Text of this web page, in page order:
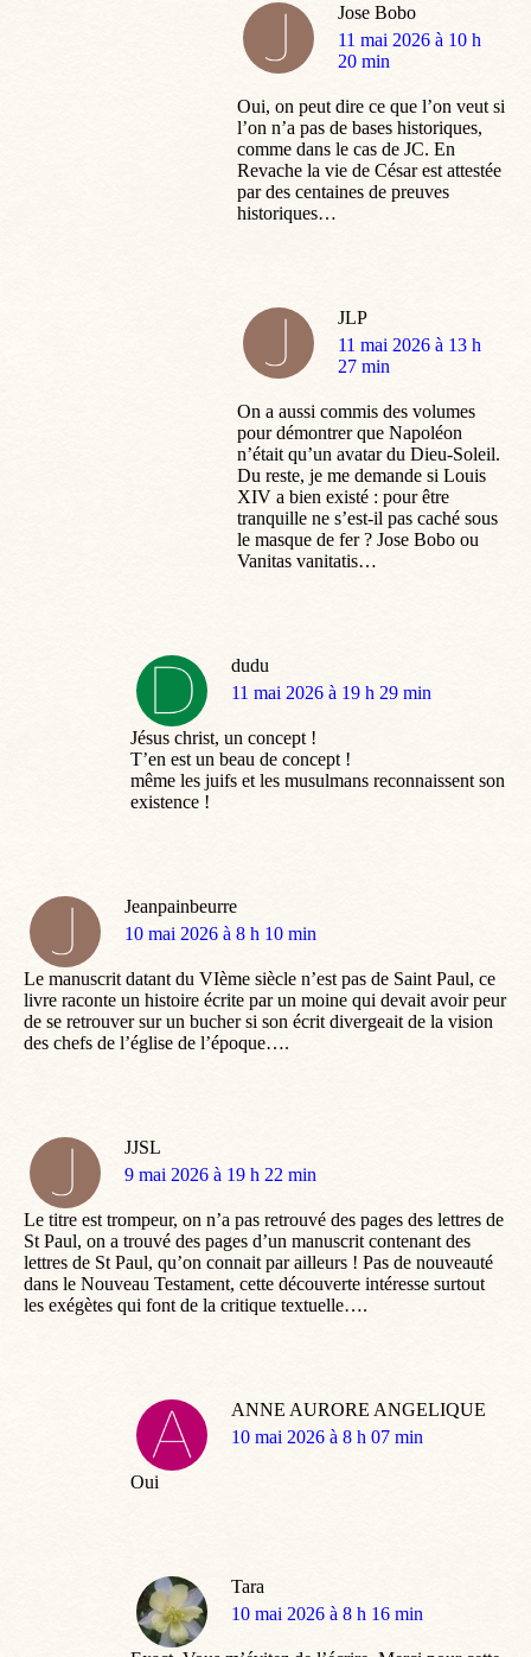
Jose Bobo
dit
:
11 mai 2026 à 10 h
20 min
Oui, on peut dire ce que l’on veut si
l’on n’a pas de bases historiques,
comme dans le cas de JC. En
Revache la vie de César est attestée
par des centaines de preuves
historiques…
JLP
dit
:
11 mai 2026 à 13 h
27 min
On a aussi commis des volumes
pour démontrer que Napoléon
n’était qu’un avatar du Dieu-Soleil.
Du reste, je me demande si Louis
XIV a bien existé : pour être
tranquille ne s’est-il pas caché sous
le masque de fer ? Jose Bobo ou
Vanitas vanitatis…
dudu
dit
11 mai 2026 à 19 h 29 min
Jésus christ, un concept !
T’en est un beau de concept !
même les juifs et les musulmans reconnaissent son
existence !
Jeanpainbeurre
dit
10 mai 2026 à 8 h 10 min
Le manuscrit datant du VIème siècle n’est pas de Saint Paul, ce
livre raconte un histoire écrite par un moine qui devait avoir peur
de se retrouver sur un bucher si son écrit divergeait de la vision
des chefs de l’église de l’époque….
JJSL
dit
9 mai 2026 à 19 h 22 min
Le titre est trompeur, on n’a pas retrouvé des pages des lettres de
St Paul, on a trouvé des pages d’un manuscrit contenant des
lettres de St Paul, qu’on connait par ailleurs ! Pas de nouveauté
dans le Nouveau Testament, cette découverte intéresse surtout
les exégètes qui font de la critique textuelle….
ANNE AURORE ANGELIQUE
dit
10 mai 2026 à 8 h 07 min
Oui
Tara
dit
10 mai 2026 à 8 h 16 min